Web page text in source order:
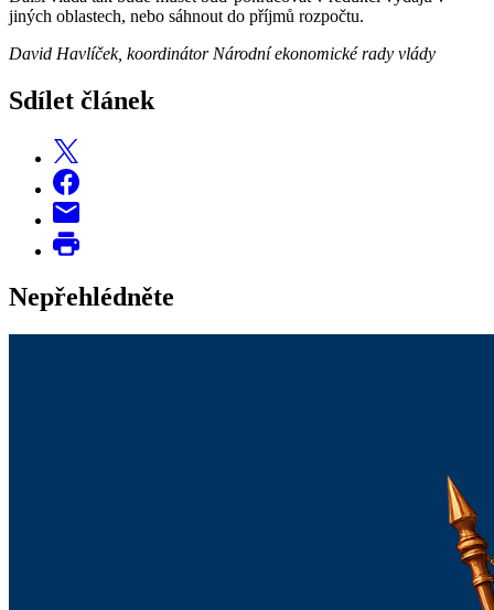
jiných oblastech, nebo sáhnout do příjmů rozpočtu.
David Havlíček, koordinátor Národní ekonomické rady vlády
Sdílet článek
Nepřehlédněte